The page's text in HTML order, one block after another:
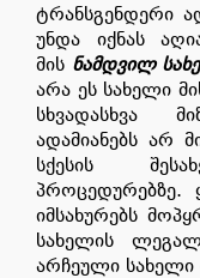
ტრანსგენდერი
უნდა იქნას
მის ნამდვილ
არა ეს სახელი
სხვადასხვა
ადამიანებს არ
სქესის
პროცედურებზე.
იმსახურებს
სახელის
არჩეული